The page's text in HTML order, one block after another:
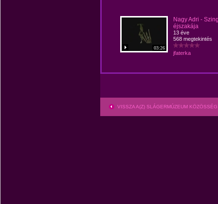
03:26
Nagy Adri -
éjszakája
13 éve
568 megtekintés
jfaterka
VISSZA A(Z) SLÁGERMÚZEUM